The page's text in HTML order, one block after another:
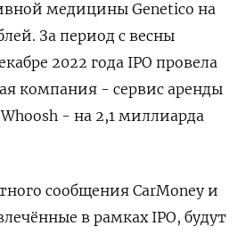
медицины Genetico на
За период с весны
2022 года IPO провела
компания - сервис аренды
- на 2,1 миллиарда
сообщения CarMoney и
в рамках IPO, будут